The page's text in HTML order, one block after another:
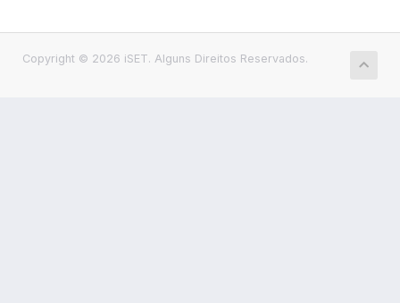
Copyright © 2026 iSET. Alguns Direitos Reservados.